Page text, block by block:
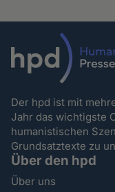
Der hpd ist mit
Jahr das wichtigste
humanistischen
Grundsatztexte zu
Über den hpd
Über uns